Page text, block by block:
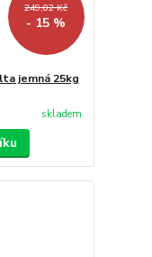
249,02 Kč
- 15 %
jemná 25kg
skladem